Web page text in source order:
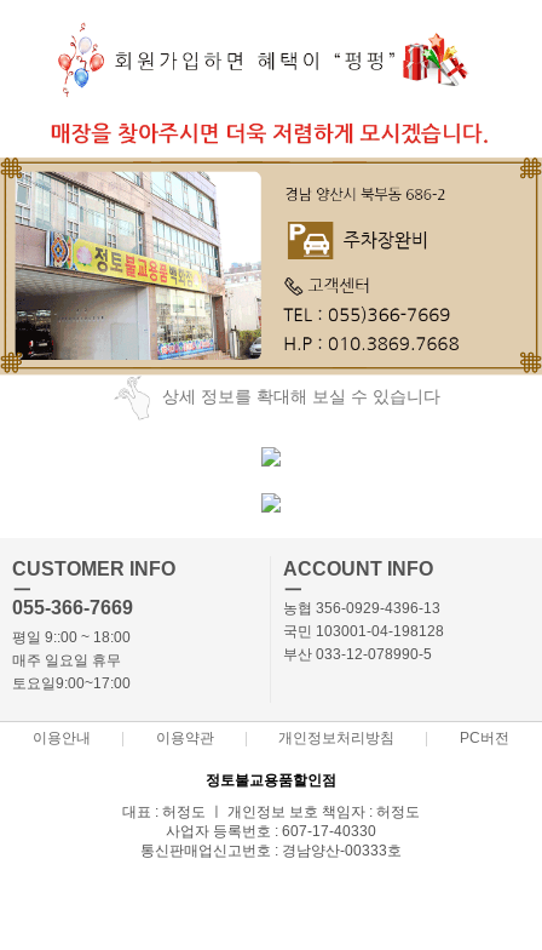
상세 정보를 확대해 보실 수 있습니다
CUSTOMER INFO
ㅡ
055-366-7669
평일 9::00 ~ 18:00
매주 일요일 휴무
토요일9:00~17:00
ACCOUNT INFO
ㅡ
농협 356-0929-4396-13
국민 103001-04-198128
부산 033-12-078990-5
이용안내 이용약관 개인정보처리방침 PC버전
정토불교용품할인점
대표 : 허정도 ㅣ 개인정보 보호 책임자 : 허정도
사업자 등록번호 : 607-17-40330
통신판매업신고번호 : 경남양산-00333호